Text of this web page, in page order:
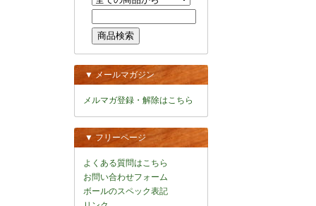
▼ メールマガジン
メルマガ登録・解除はこちら
▼ フリーページ
よくある質問はこちら
お問い合わせフォーム
ボールのスペック表記